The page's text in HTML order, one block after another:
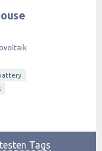
Tags